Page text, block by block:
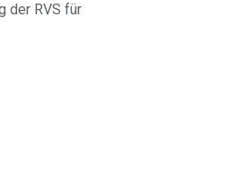
der RVS für